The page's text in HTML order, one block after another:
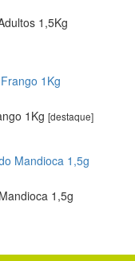
1,5Kg
1Kg [destaque]
1,5g